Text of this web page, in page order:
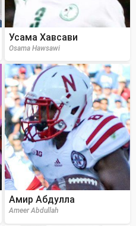
Усама Хавсави
Osama Hawsawi
Амир Абдулла
Ameer Abdullah